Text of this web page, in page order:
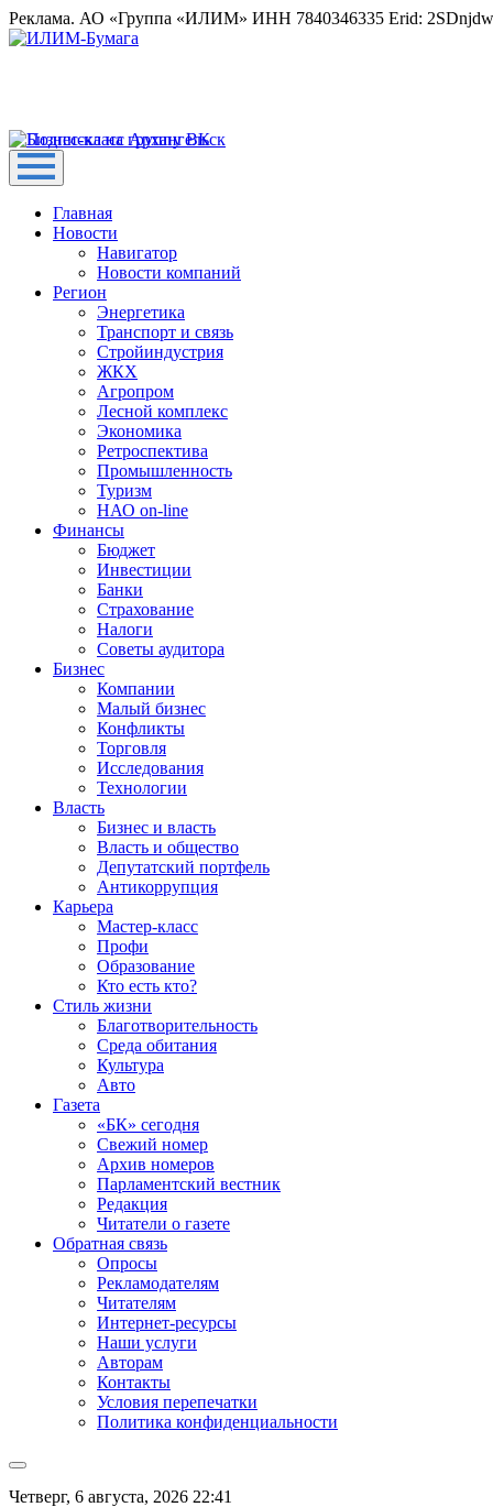
Реклама. АО «Группа «ИЛИМ» ИНН 7840346335 Erid:
Главная
Новости
Навигатор
Новости компаний
Регион
Энергетика
Транспорт и связь
Стройиндустрия
ЖКХ
Агропром
Лесной комплекс
Экономика
Ретроспектива
Промышленность
Туризм
НАО on-line
Финансы
Бюджет
Инвестиции
Банки
Страхование
Налоги
Советы аудитора
Бизнес
Компании
Малый бизнес
Конфликты
Торговля
Исследования
Технологии
Власть
Бизнес и власть
Власть и общество
Депутатский портфель
Антикоррупция
Карьера
Мастер-класс
Профи
Образование
Кто есть кто?
Стиль жизни
Благотворительность
Среда обитания
Культура
Авто
Газета
«БК» сегодня
Свежий номер
Архив номеров
Парламентский вестник
Редакция
Читатели о газете
Обратная связь
Опросы
Рекламодателям
Читателям
Интернет-ресурсы
Наши услуги
Авторам
Контакты
Условия перепечатки
Политика конфиденциальности
Четверг, 6 августа, 2026 22:41